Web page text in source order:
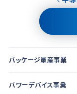
パッケージ量産事業
パワーデバイス事業